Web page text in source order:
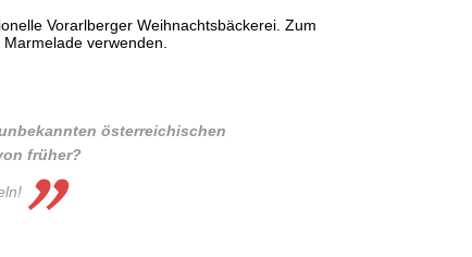
Vorarlberger Weihnachtsbäckerei. Zum
verwenden.
österreichischen
früher?